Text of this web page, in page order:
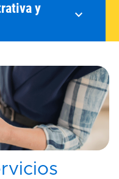
y
expand_more